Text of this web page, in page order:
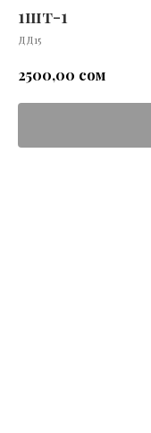
1шт-1
ДД15
2500,00 сом